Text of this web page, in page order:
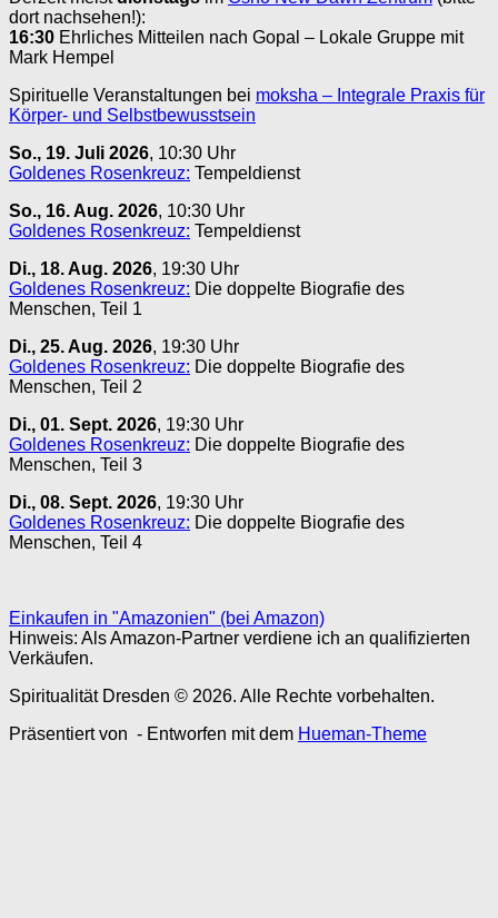
dort nachsehen!):
16:30 Ehrliches Mitteilen nach Gopal – Lokale Gruppe mit
Mark Hempel
Spirituelle Veranstaltungen bei moksha – Integrale Praxis für
Körper- und Selbstbewusstsein
So., 19. Juli 2026, 10:30 Uhr
Goldenes Rosenkreuz: Tempeldienst
So., 16. Aug. 2026, 10:30 Uhr
Goldenes Rosenkreuz: Tempeldienst
Di., 18. Aug. 2026, 19:30 Uhr
Goldenes Rosenkreuz: Die doppelte Biografie des
Menschen, Teil 1
Di., 25. Aug. 2026, 19:30 Uhr
Goldenes Rosenkreuz: Die doppelte Biografie des
Menschen, Teil 2
Di., 01. Sept. 2026, 19:30 Uhr
Goldenes Rosenkreuz: Die doppelte Biografie des
Menschen, Teil 3
Di., 08. Sept. 2026, 19:30 Uhr
Goldenes Rosenkreuz: Die doppelte Biografie des
Menschen, Teil 4
Einkaufen in "Amazonien" (bei Amazon)
Hinweis: Als Amazon-Partner verdiene ich an qualifizierten
Verkäufen.
Spiritualität Dresden © 2026. Alle Rechte vorbehalten.
Präsentiert von - Entworfen mit dem Hueman-Theme